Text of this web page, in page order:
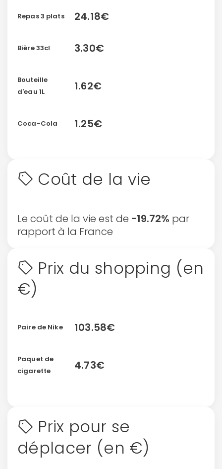
Repas 3 plats 24.18€
Bière 33cl 3.30€
Bouteille
d'eau 1L
1.62€
Coca-Cola 1.25€
Coût de la vie
Le coût de la vie est de -19.72% par
rapport à la France
Prix du shopping (en
€)
Paire de Nike 103.58€
Paquet de
cigarette
4.73€
Prix pour se
déplacer (en €)